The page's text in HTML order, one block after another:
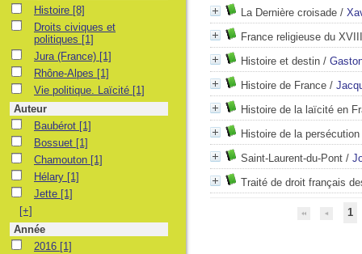
La Dernière croisade /
France religieuse du
Histoire et destin /
Histoire de France /
Histoire de la laïcité en
Histoire de la
Saint-Laurent-du-Pont /
Traité de droit français
1
HistoireHistoire [8]
Droits civiques et politiques
Droits civiques et
politiques [1]
Jura (France)
Jura (France) [1]
Rhône-Alpes
Rhône-Alpes [1]
Vie politique. Laïcité
Vie politique. Laïcité [1]
Auteur
BaubérotBaubérot [1]
BossuetBossuet [1]
Chamouton
Chamouton [1]
HélaryHélary [1]
JetteJette [1]
[+]
Année
2016 2016 [1]